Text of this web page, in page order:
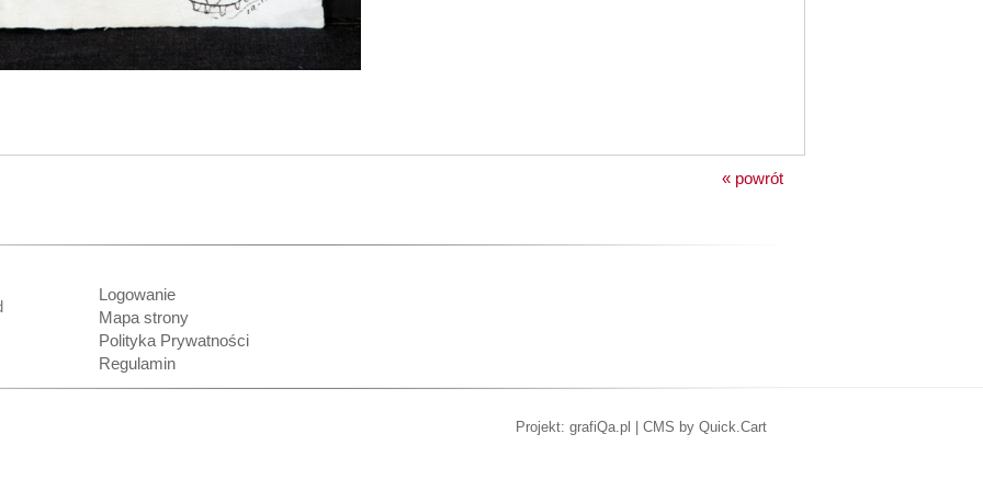
« powrót
Logowanie
Mapa strony
Polityka Prywatności
Regulamin
Projekt: grafiQa.pl CMS by Quick.Cart